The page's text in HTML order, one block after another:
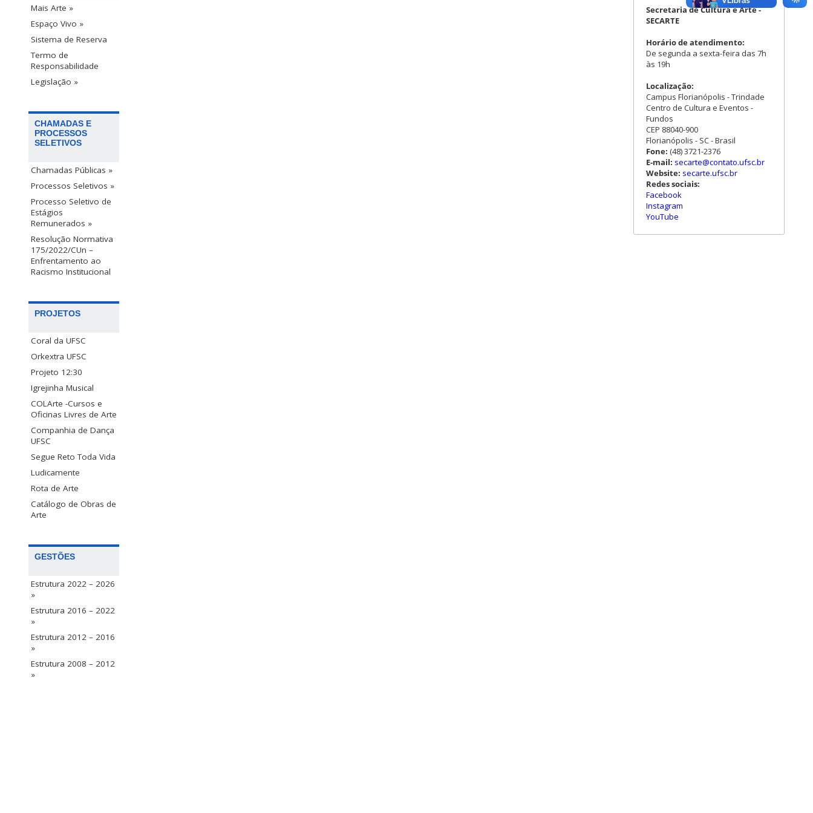
Mais Arte »
Espaço Vivo »
Sistema de Reserva
Termo de
Responsabilidade
Legislação »
CHAMADAS E
PROCESSOS
SELETIVOS
Chamadas Públicas »
Processos Seletivos »
Processo Seletivo de
Estágios
Remunerados »
Resolução Normativa
175/2022/CUn –
Enfrentamento ao
Racismo Institucional
PROJETOS
Coral da UFSC
Orkextra UFSC
Projeto 12:30
Igrejinha Musical
COLArte -Cursos e
Oficinas Livres de Arte
Companhia de Dança
UFSC
Segue Reto Toda Vida
Ludicamente
Rota de Arte
Catálogo de Obras de
Arte
GESTÕES
Estrutura 2022 – 2026
»
Estrutura 2016 – 2022
»
Estrutura 2012 – 2016
»
Estrutura 2008 – 2012
»
Secretaria de Cultura e Arte -
SECARTE
Horário de atendimento:
De segunda a sexta-feira das 7h
às 19h
Localização:
Campus Florianópolis - Trindade
Centro de Cultura e Eventos -
Fundos
CEP 88040-900
Florianópolis - SC - Brasil
Fone: (48) 3721-2376
E-mail: secarte@contato.ufsc.br
Website: secarte.ufsc.br
Redes sociais:
Facebook
Instagram
YouTube